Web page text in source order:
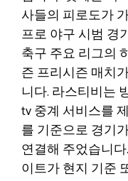
사들의 피로도가
프로 야구 시범 경
축구 주요 리그의
즌 프리시즌 매치
니다. 라스티비는
tv 중계 서비스를
를 기준으로 경기
연결해 주었습니
이트가 현지 기준